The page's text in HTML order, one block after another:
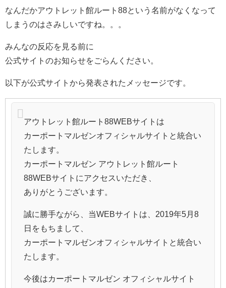
なんだかアウトレット館ルート88という名前がなくなって
しまうのはさみしいですね。。。
みんなの反応を見る前に
公式サイトのお知らせをごらんください。
以下が公式サイトから発表されたメッセージです。
アウトレット館ルート88WEBサイトは
カーポートマルゼンオフィシャルサイトと統合い
たします。
カーポートマルゼン アウトレット館ルート
88WEBサイトにアクセスいただき、
ありがとうございます。
誠に勝手ながら、当WEBサイトは、2019年5月8
日をもちまして、
カーポートマルゼンオフィシャルサイトと統合い
たします。
今後はカーポートマルゼン オフィシャルサイト